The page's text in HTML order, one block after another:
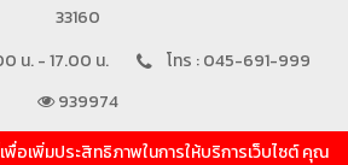
33160
น. - 17.00 น.
โทร : 045-691-999
939974
พื่อเพิ่มประสิทธิภาพในการให้บริการเว็บไซต์ คุณ